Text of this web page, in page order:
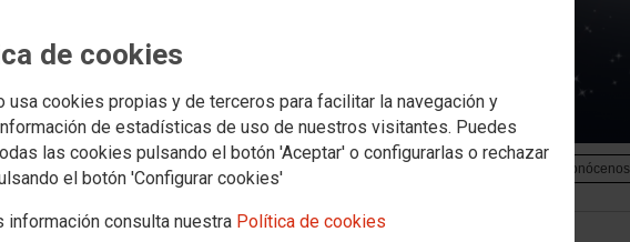
de cookies
usa cookies propias y de terceros para facilitar la navegación y
de estadísticas de uso de nuestros visitantes. Puedes
las cookies pulsando el botón 'Aceptar' o configurarlas o rechazar
el botón 'Configurar cookies'
información consulta nuestra Política de cookies
jurídicos Transparencia PROVINCIAS SECTORES Conócenos